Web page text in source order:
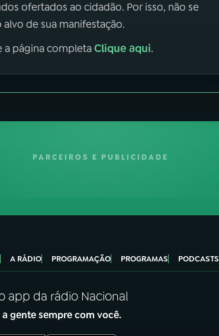
ofertados ao cidadão. Por isso, não se
de sua manifestação.
a página completaClique aqui.
PARCEIROS E PUBLICIDADE
A RÁDIO PROGRAMAÇÃO PROGRAMAS PODCASTS
app da rádio Nacional
a gente sempre com você.